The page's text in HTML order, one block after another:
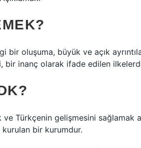
bir oluşuma, büyük ve açık
bir inanç olarak ifade edilen
Türkçenin gelişmesini sağlamak
kurulan bir kurumdur.